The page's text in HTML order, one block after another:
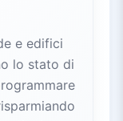
e edifici
lo stato di